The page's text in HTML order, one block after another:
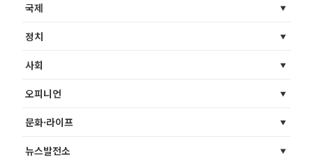
국제
정치
사회
오피니언
문화·라이프
뉴스발전소